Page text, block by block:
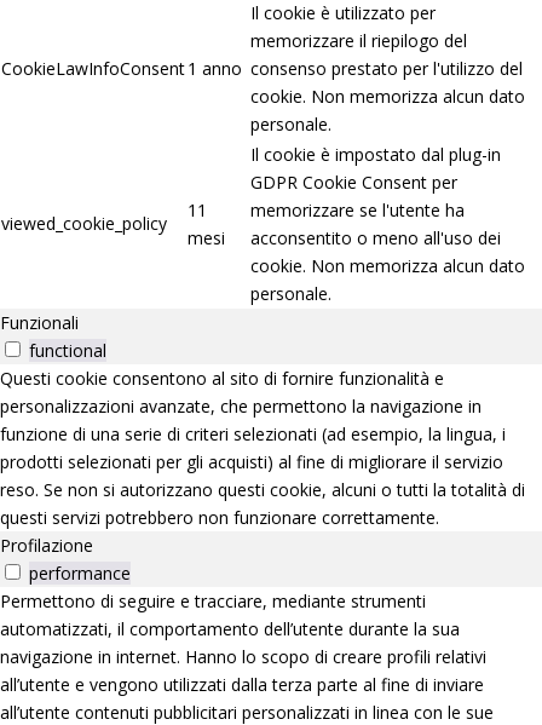
CookieLawInfoConsent1 anno
Il cookie è utilizzato per
memorizzare il riepilogo del
consenso prestato per l'utilizzo del
cookie. Non memorizza alcun dato
personale.
viewed_cookie_policy
11
mesi
Il cookie è impostato dal plug-in
GDPR Cookie Consent per
memorizzare se l'utente ha
acconsentito o meno all'uso dei
cookie. Non memorizza alcun dato
personale.
Funzionali
functional
Questi cookie consentono al sito di fornire funzionalità e
personalizzazioni avanzate, che permettono la navigazione in
funzione di una serie di criteri selezionati (ad esempio, la lingua, i
prodotti selezionati per gli acquisti) al fine di migliorare il servizio
reso. Se non si autorizzano questi cookie, alcuni o tutti la totalità di
questi servizi potrebbero non funzionare correttamente.
Profilazione
performance
Permettono di seguire e tracciare, mediante strumenti
automatizzati, il comportamento dell’utente durante la sua
navigazione in internet. Hanno lo scopo di creare profili relativi
all’utente e vengono utilizzati dalla terza parte al fine di inviare
all’utente contenuti pubblicitari personalizzati in linea con le sue